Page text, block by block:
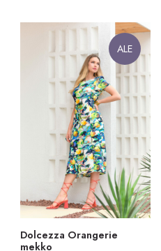
ALE
Dolcezza Orangerie
mekko